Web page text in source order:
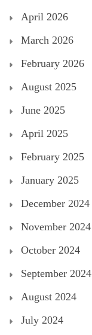
April 2026
March 2026
February 2026
August 2025
June 2025
April 2025
February 2025
January 2025
December 2024
November 2024
October 2024
September 2024
August 2024
July 2024